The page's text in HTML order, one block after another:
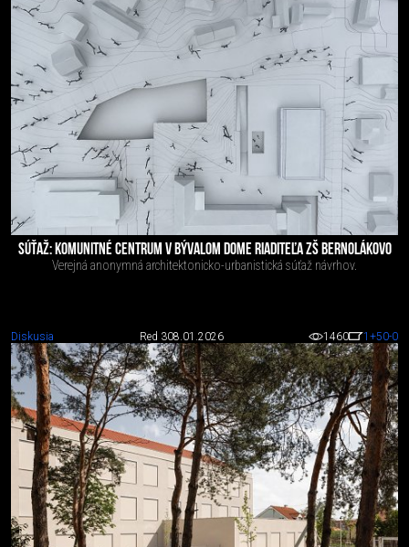
SÚŤAŽ: KOMUNITNÉ CENTRUM V BÝVALOM DOME RIADITEĽA ZŠ BERNOLÁKOVO
Verejná anonymná architektonicko-urbanistická súťaž návrhov.
Diskusia Red 308.01.2026 1460 1 +50-0